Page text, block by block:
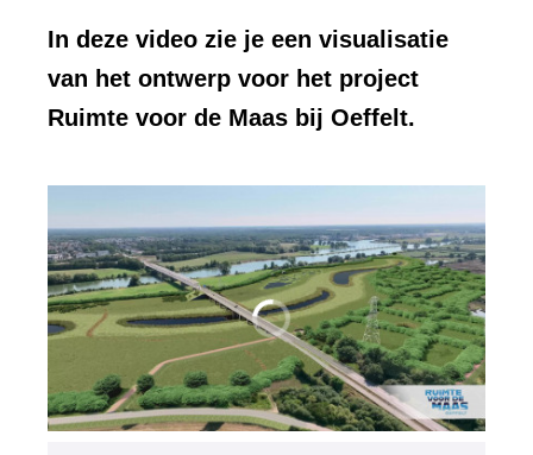
element:
Video
In deze video zie je een visualisatie
van het ontwerp voor het project
Ruimte voor de Maas bij Oeffelt.